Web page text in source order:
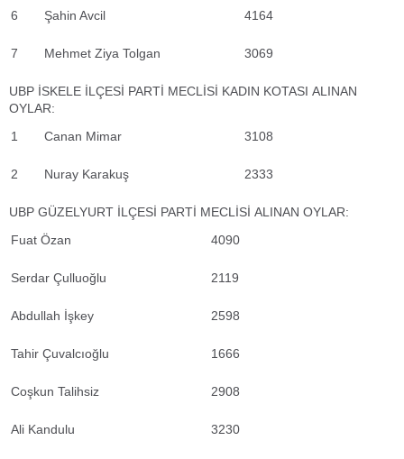
6 Şahin Avcil 4164
7 Mehmet Ziya Tolgan 3069
UBP İSKELE İLÇESİ PARTİ MECLİSİ KADIN KOTASI ALINAN
OYLAR:
1
Canan Mimar 3108
2 Nuray Karakuş 2333
UBP GÜZELYURT İLÇESİ PARTİ MECLİSİ ALINAN OYLAR:
Fuat Özan
4090
Serdar Çulluoğlu 2119
Abdullah İşkey 2598
Tahir Çuvalcıoğlu 1666
Coşkun Talihsiz 2908
Ali Kandulu 3230